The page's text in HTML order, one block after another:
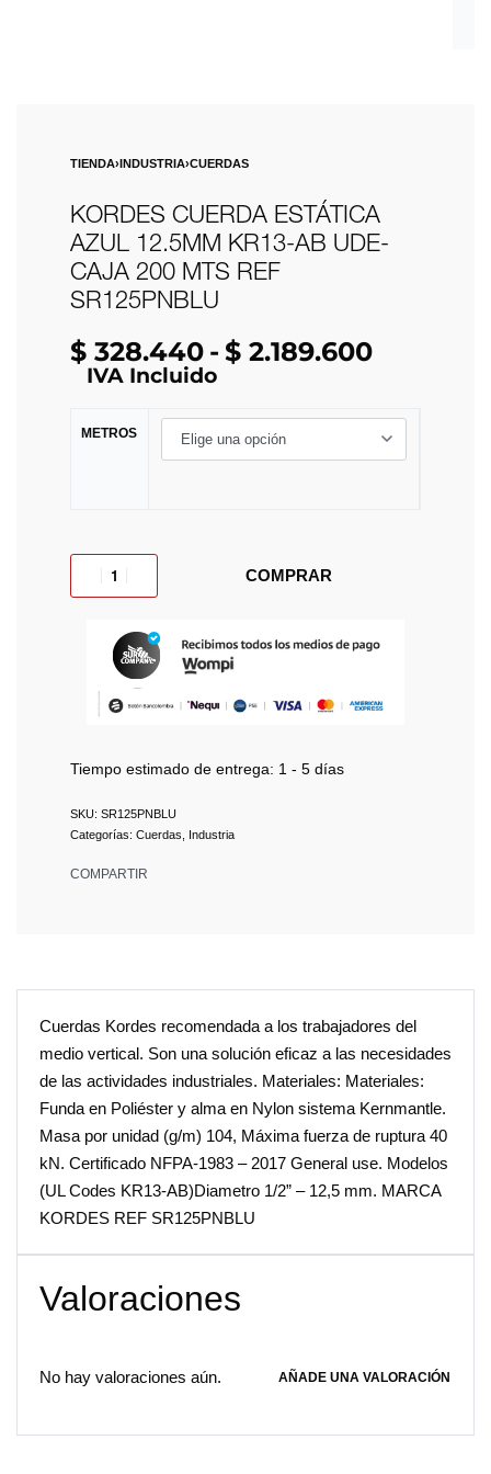
TIENDA›INDUSTRIA›CUERDAS
KORDES CUERDA ESTÁTICA
AZUL 12.5MM KR13-AB UDE-
CAJA 200 MTS REF
SR125PNBLU
$ 328.440 $2.189.600
IVA Incluido
METROS
COMPRAR
Tiempo estimado de entrega: 1 - 5 días
SR125PNBLU
Categorías: Cuerdas, Industria
COMPARTIR
Cuerdas Kordes recomendada a los trabajadores del
medio vertical. Son una solución eficaz a las necesidades
de las actividades industriales. Materiales: Materiales:
Funda en Poliéster y alma en Nylon sistema Kernmantle.
Masa por unidad (g/m) 104, Máxima fuerza de ruptura 40
kN. Certificado NFPA-1983 – 2017 General use. Modelos
(UL Codes KR13-AB)Diametro 1/2” – 12,5 mm. MARCA
KORDES REF SR125PNBLU
Valoraciones
No hay valoraciones aún. AÑADE UNA VALORACIÓN